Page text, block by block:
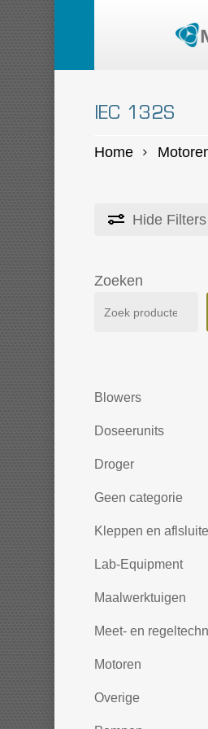
Skip
to
main
content
IEC 132S
Home
Hide Filters
Zoeken
Blowers
Doseerunits
Droger
Geen categorie
Kleppen en
Lab-Equipment
Maalwerktuigen
Meet- en
Motoren
Overige